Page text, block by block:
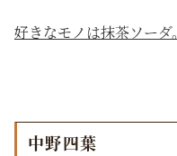
好きなモノは抹茶ソーダ。
中野四葉